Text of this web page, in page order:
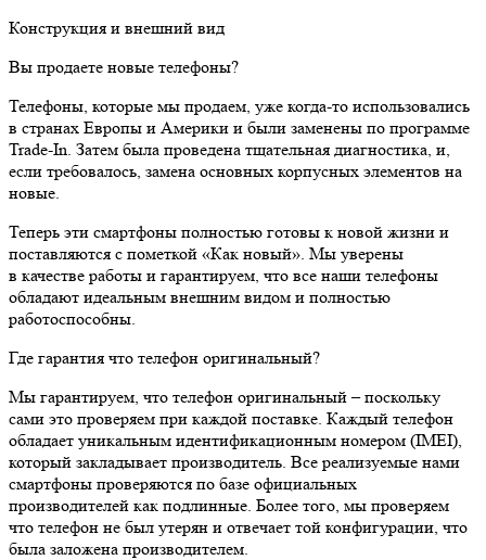
Конструкция и внешний вид
Вы продаете новые телефоны?
Телефоны, которые мы продаем, уже когда-то использовались
в странах Европы и Америки и были заменены по программе
Trade-In. Затем была проведена тщательная диагностика, и,
если требовалось, замена основных корпусных элементов на
новые.
Теперь эти смартфоны полностью готовы к новой жизни и
поставляются с пометкой «Как новый». Мы уверены
в качестве работы и гарантируем, что все наши телефоны
обладают идеальным внешним видом и полностью
работоспособны.
Где гарантия что телефон оригинальный?
Мы гарантируем, что телефон оригинальный – поскольку
сами это проверяем при каждой поставке. Каждый телефон
обладает уникальным идентификационным номером (IMEI),
который закладывает производитель. Все реализуемые нами
смартфоны проверяются по базе официальных
производителей как подлинные. Более того, мы проверяем
что телефон не был утерян и отвечает той конфигурации, что
была заложена производителем.